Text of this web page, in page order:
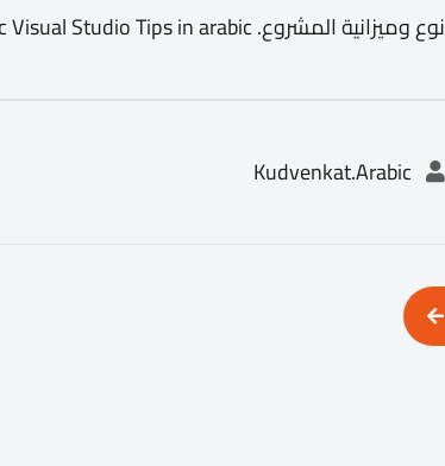
نوع وميزانية المشروع. Kudvenkat.Arabic Visual Studio Tips in arabic